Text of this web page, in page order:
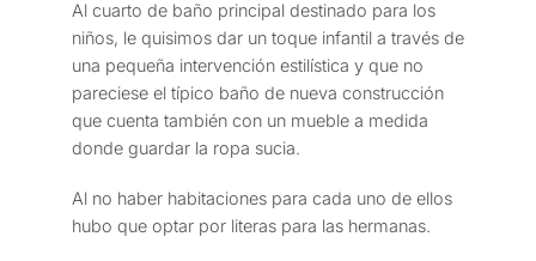
Al cuarto de baño principal destinado para los
niños, le quisimos dar un toque infantil a través de
una pequeña intervención estilística y que no
pareciese el típico baño de nueva construcción
que cuenta también con un mueble a medida
donde guardar la ropa sucia.
Al no haber habitaciones para cada uno de ellos
hubo que optar por literas para las hermanas.